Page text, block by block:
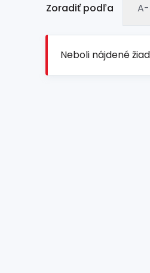
Zoradiť podľa
Neboli nájdené